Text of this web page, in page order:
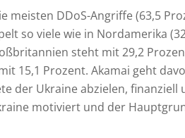
meisten DDoS-Angriffe (63,5
so viele wie in Nordamerika
steht mit 29,2
15,1 Prozent. Akamai geht
der Ukraine abzielen,
motiviert und der